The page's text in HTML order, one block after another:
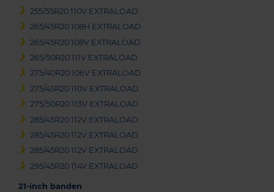
255/55R20 110V EXTRALOAD
265/45R20 108H EXTRALOAD
265/45R20 108V EXTRALOAD
265/50R20 111V EXTRALOAD
275/40R20 106V EXTRALOAD
275/45R20 110V EXTRALOAD
275/50R20 113V EXTRALOAD
285/45R20 112V EXTRALOAD
285/45R20 112V EXTRALOAD
285/45R20 112V EXTRALOAD
295/45R20 114V EXTRALOAD
21-inch banden